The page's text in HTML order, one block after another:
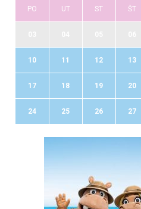
PO UT ST ŠT
10 11 12 13
17 18 19 20
24 25 26 27